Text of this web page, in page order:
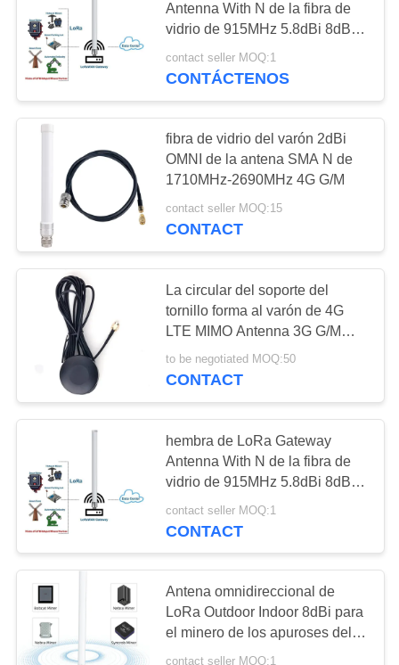
Antenna With N de la fibra de
vidrio de 915MHz 5.8dBi 8dBi
al cable de extensión
masculino de SMA
contact seller MOQ:1
CONTÁCTENOS
fibra de vidrio del varón 2dBi
OMNI de la antena SMA N de
1710MHz-2690MHz 4G G/M
contact seller MOQ:15
CONTACT
La circular del soporte del
tornillo forma al varón de 4G
LTE MIMO Antenna 3G G/M
700-2700MHz SMA
to be negotiated MOQ:50
CONTACT
hembra de LoRa Gateway
Antenna With N de la fibra de
vidrio de 915MHz 5.8dBi 8dBi
al cable de extensión
masculino de SMA
contact seller MOQ:1
CONTACT
Antena omnidireccional de
LoRa Outdoor Indoor 8dBi para
el minero de los apuroses del
helio de HNT
contact seller MOQ:1